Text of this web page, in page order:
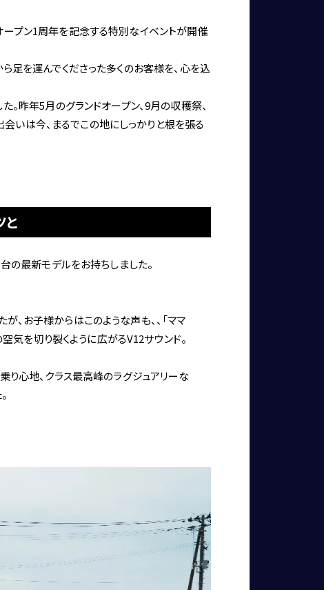
ープン1周年を記念する特別なイベントが開催
を運んでくださった多くのお客様を、心を込
昨年5月のグランドオープン、9月の収穫祭、
いは今、まるでこの地にしっかりと根を張る
と
の最新モデルをお持ちしました。
お子様からはこのような声も、、「ママ
気を切り裂くように広がるV12サウンド。
り心地、クラス最高峰のラグジュアリーな